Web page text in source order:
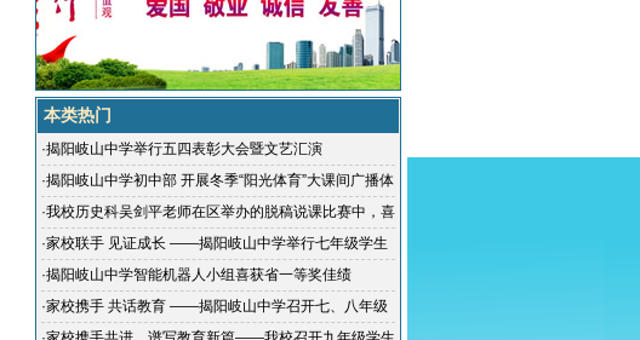
本类热门
·揭阳岐山中学举行五四表彰大会暨文艺汇演
·揭阳岐山中学初中部 开展冬季“阳光体育”大课间广播体
操+跑操活动
·我校历史科吴剑平老师在区举办的脱稿说课比赛中，喜
获第一名
·家校联手 见证成长 ——揭阳岐山中学举行七年级学生
家长会
·揭阳岐山中学智能机器人小组喜获省一等奖佳绩
·家校携手 共话教育 ——揭阳岐山中学召开七、八年级
家长会